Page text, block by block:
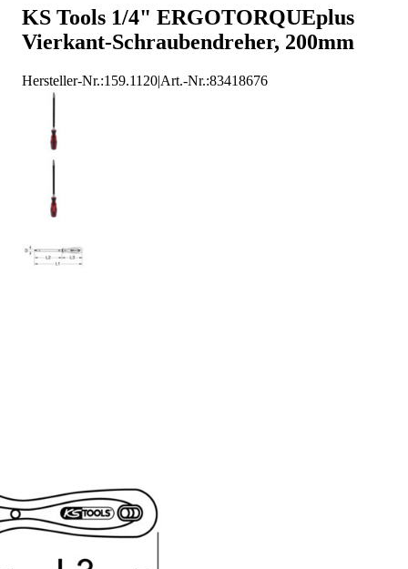
Vierkant Schraubendreher
/
KS Tools Vierkant Schraubendreher
KS Tools 1/4" ERGOTORQUEplus
Vierkant-Schraubendreher, 200mm
Hersteller-Nr.:159.1120|Art.-Nr.:83418676